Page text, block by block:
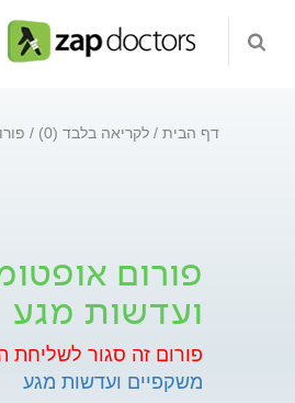
דף הבית לקריאה בלבד (0)
פורום
ועדשות מגע
פורום זה סגור לשליחת
משקפיים ועדשות מגע